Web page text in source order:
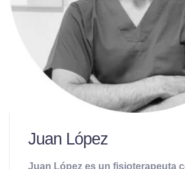
Juan López
Juan López es un fisioterapeuta